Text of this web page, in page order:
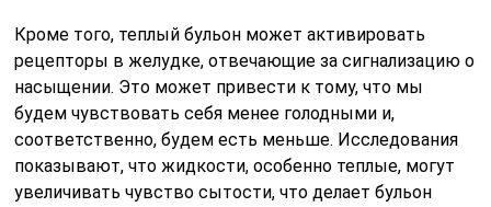
Кроме того, теплый бульон может активировать
рецепторы в желудке, отвечающие за сигнализацию о
насыщении. Это может привести к тому, что мы
будем чувствовать себя менее голодными и,
соответственно, будем есть меньше. Исследования
показывают, что жидкости, особенно теплые, могут
увеличивать чувство сытости, что делает бульон